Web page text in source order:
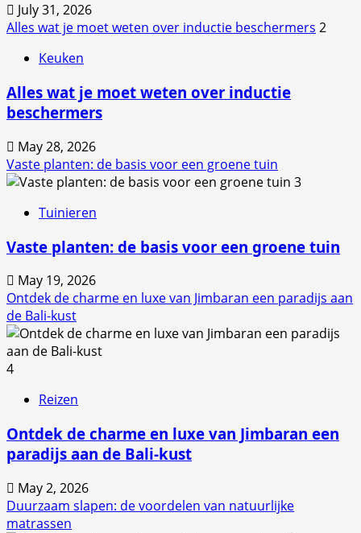
July 31, 2026
Alles wat je moet weten over inductie beschermers 2
Keuken
Alles wat je moet weten over inductie
beschermers
May 28, 2026
Vaste planten: de basis voor een groene tuin
3
Tuinieren
Vaste planten: de basis voor een groene tuin
May 19, 2026
Ontdek de charme en luxe van Jimbaran een paradijs aan
de Bali-kust
4
Reizen
Ontdek de charme en luxe van Jimbaran een
paradijs aan de Bali-kust
May 2, 2026
Duurzaam slapen: de voordelen van natuurlijke
matrassen